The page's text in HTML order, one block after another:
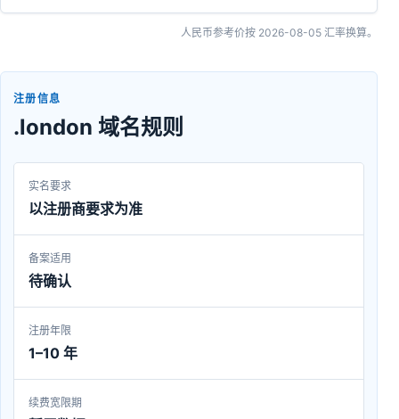
人民币参考价按 2026-08-05 汇率换算。
注册信息
.london 域名规则
实名要求
以注册商要求为准
备案适用
待确认
注册年限
1–10 年
续费宽限期